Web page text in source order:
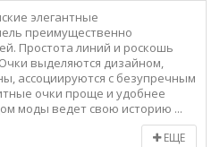
элегантные
преимущественно
Простота линий и роскошь
выделяются дизайном,
ассоциируются с безупречным
очки проще и удобнее
моды ведет свою историю ...
ЕЩЕ